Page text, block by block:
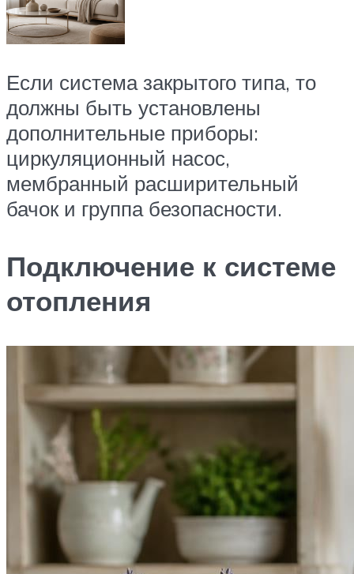
Если система закрытого типа, то
должны быть установлены
дополнительные приборы:
циркуляционный насос,
мембранный расширительный
бачок и группа безопасности.
Подключение к системе
отопления